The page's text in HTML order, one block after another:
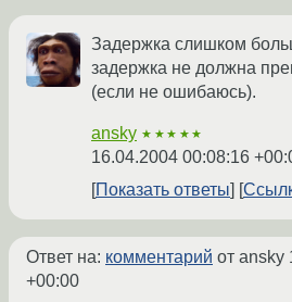
Задержка слишком
задержка не должна
(если не ошибаюсь).
ansky ★★★★★
16.04.2004 00:08:16
Показать ответы
Ответ на: комментарий от ansky
+00:00